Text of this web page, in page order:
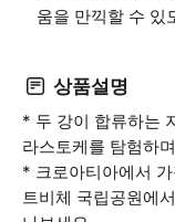
움을 만끽할 수 있
상품설명
* 두 강이 합류하는
라스토케를 탐험하
* 크로아티아에서
트비체 국립공원에